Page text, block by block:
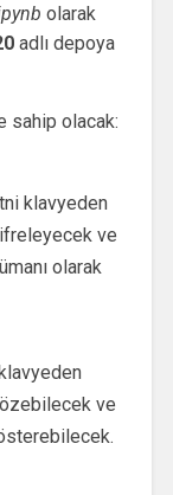
olarak
adlı depoya
sahip olacak:
klavyeden
ve
olarak
ve